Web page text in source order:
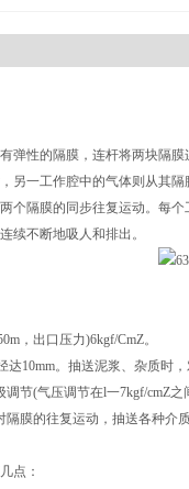
弹性的隔膜，连杆将两块隔
另一工作腔中的气体则从其
个隔膜的同步往复运动。每
续不断地吸人和排出。
，出口压力)6kgf/CmZ。
10mm。抽送泥浆、杂质时，
节(气压调节在l一7kgf/cmZ之
膜的往复运动，抽送各种
点：